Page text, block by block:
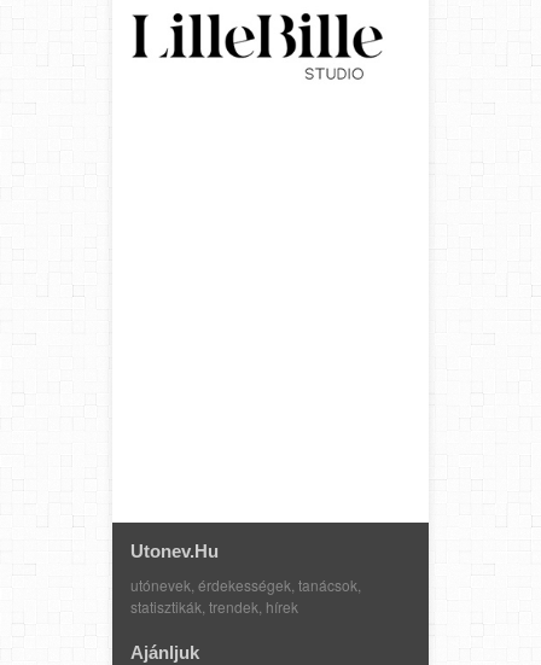
Utonev.hu
utónevek, érdekességek, tanácsok,
statisztikák, trendek, hírek
Ajánljuk